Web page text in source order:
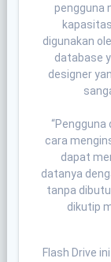
pengguna
digunakan
database
designer
cara
dapat
datanya
tanpa
dikutip
Flash Drive